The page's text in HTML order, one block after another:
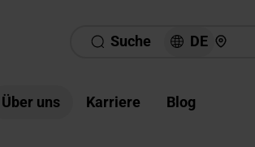
Suche DE Hier
Über uns Karriere Blog